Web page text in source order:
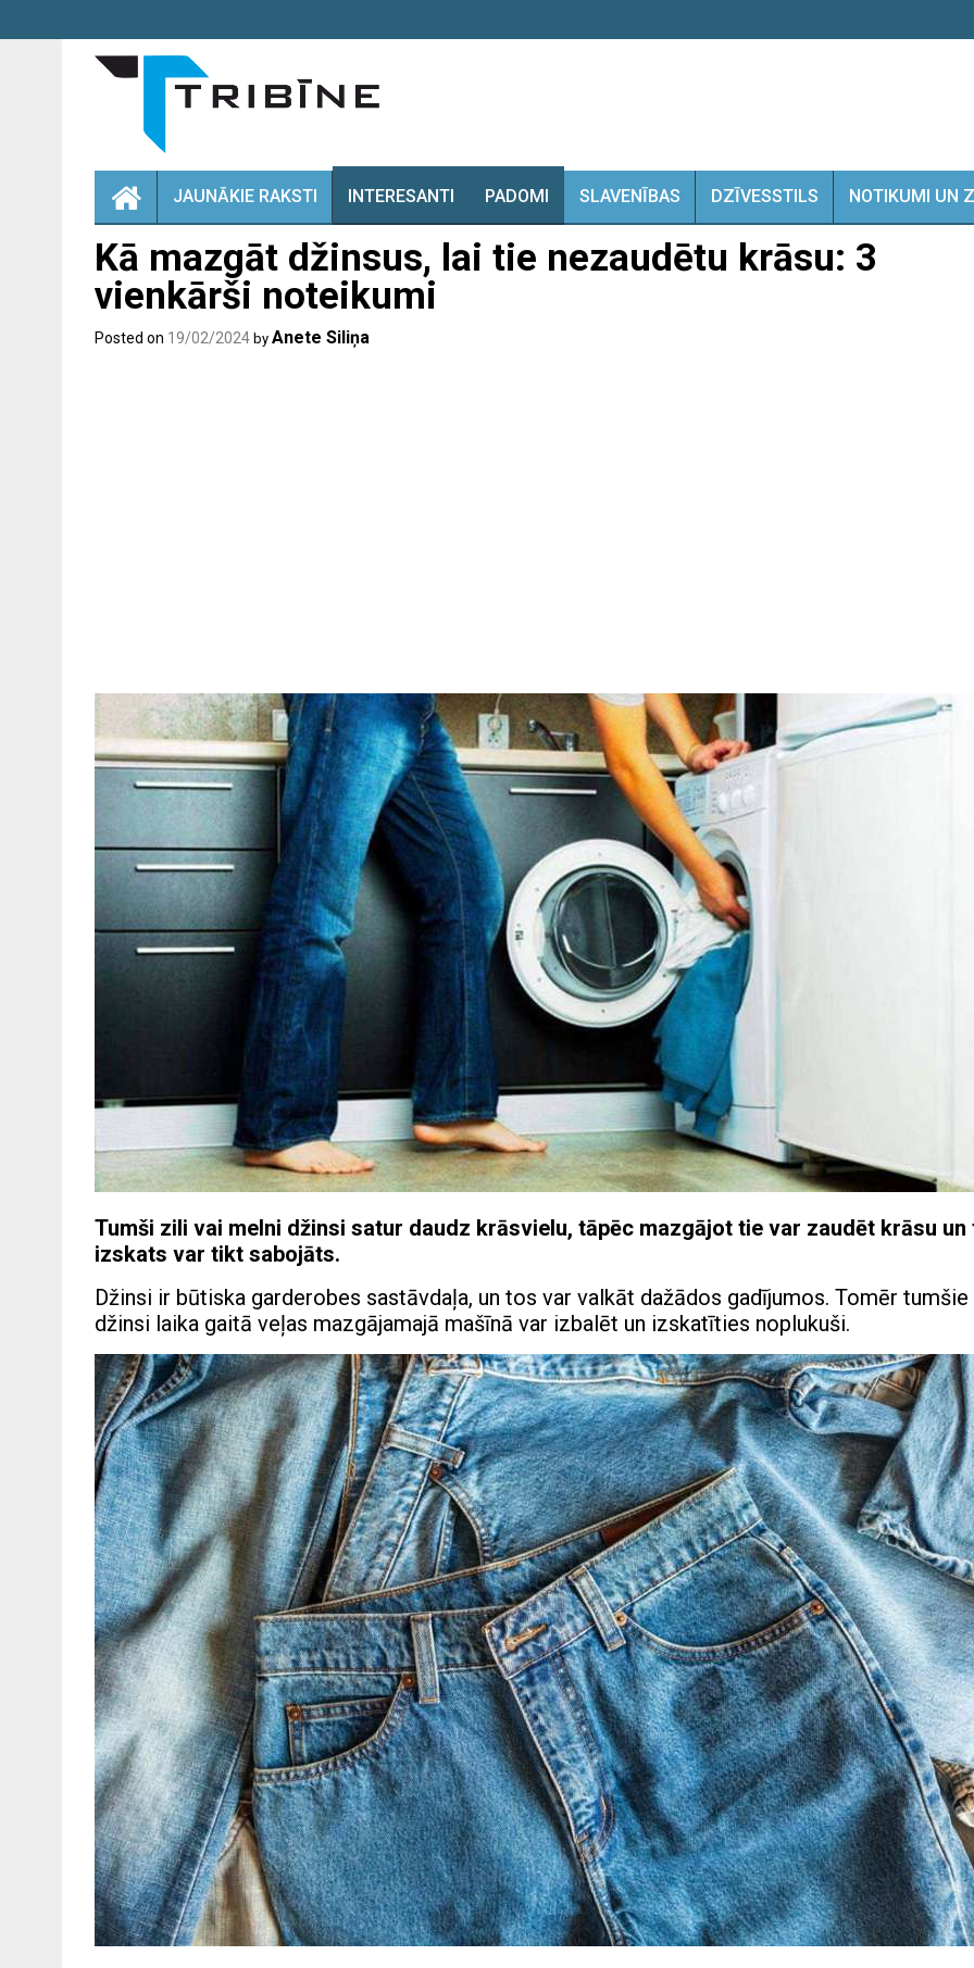
JAUNĀKIE RAKSTI INTERESANTI PADOMI SLAVENĪBAS DZĪVESSTILS NOTIKUMI UN
Kā mazgāt džinsus, lai tie nezaudētu krāsu: 3
vienkārši noteikumi
Posted on 19/02/2024 by Anete Siliņa
Tumši zili vai melni džinsi satur daudz krāsvielu, tāpēc mazgājot tie var zaudēt krāsu un
izskats var tikt sabojāts.
Džinsi ir būtiska garderobes sastāvdaļa, un tos var valkāt dažādos gadījumos. Tomēr tumšie
džinsi laika gaitā veļas mazgājamajā mašīnā var izbalēt un izskatīties noplukuši.